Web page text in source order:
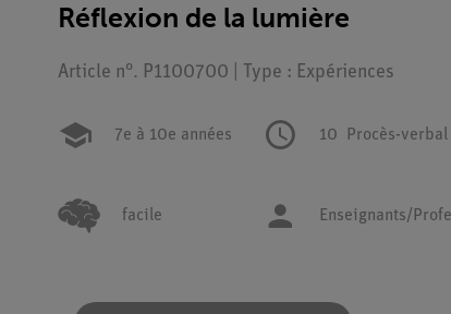
Réflexion de la lumière
Article n°. P1100700 | Type : Expériences
7e à 10e années 10 Procès-verbal
facile Enseignants/